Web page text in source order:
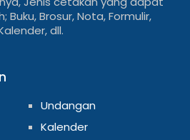
Buku, Brosur, Nota, Formulir,
dll.
Undangan
Kalender